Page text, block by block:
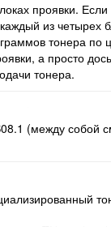
проявки.
из четырех
тонера по
а просто
тонера.
(между собой